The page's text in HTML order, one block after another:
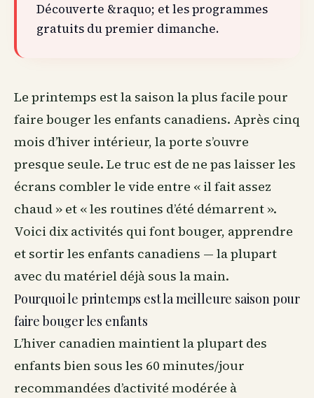
Découverte &raquo; et les programmes
gratuits du premier dimanche.
Le printemps est la saison la plus facile pour
faire bouger les enfants canadiens. Après cinq
mois d’hiver intérieur, la porte s’ouvre
presque seule. Le truc est de ne pas laisser les
écrans combler le vide entre « il fait assez
chaud » et « les routines d’été démarrent ».
Voici dix activités qui font bouger, apprendre
et sortir les enfants canadiens — la plupart
avec du matériel déjà sous la main.
Pourquoi le printemps est la meilleure saison pour
faire bouger les enfants
L’hiver canadien maintient la plupart des
enfants bien sous les 60 minutes/jour
recommandées d’activité modérée à